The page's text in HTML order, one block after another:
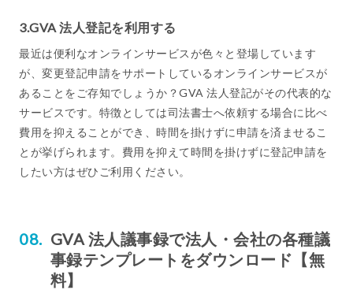
3.GVA 法人登記を利用する
最近は便利なオンラインサービスが色々と登場しています
が、変更登記申請をサポートしているオンラインサービスが
あることをご存知でしょうか？GVA 法人登記がその代表的な
サービスです。特徴としては司法書士へ依頼する場合に比べ
費用を抑えることができ、時間を掛けずに申請を済ませるこ
とが挙げられます。費用を抑えて時間を掛けずに登記申請を
したい方はぜひご利用ください。
GVA 法人議事録で法人・会社の各種議
事録テンプレートをダウンロード【無
料】